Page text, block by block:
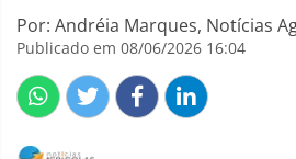
Por: Andréia Marques, Notícias
Publicado em 08/06/2026 16:04